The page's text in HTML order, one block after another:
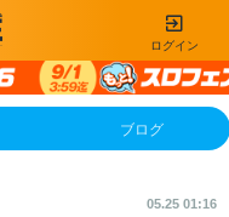
ログイン
ブログ
05.25 01:16